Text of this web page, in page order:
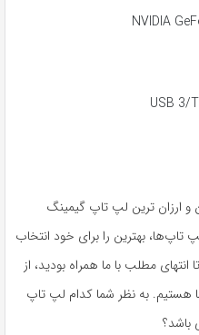
۵ مورد از بهترین و ارزان ترین لپ تاپ گیمینگ
تاپ‌ها، بهترین را برای خود انتخاب
انتهای مطلب با ما همراه بودید، از
هستیم. به نظر شما کدام لپ تاپ
باشد؟